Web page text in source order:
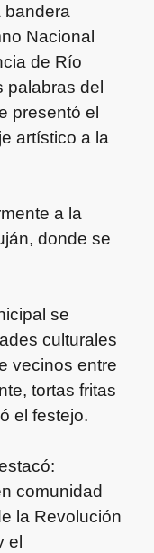
bandera
Nacional
de Río
del
presentó el
artístico a la
a la
donde se
se
culturales
vecinos entre
tortas fritas
el festejo.
comunidad
la Revolución
el